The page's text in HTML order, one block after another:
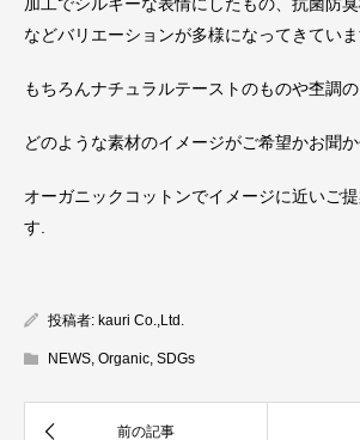
加工でシルキーな表情にしたもの、抗菌防
などバリエーションが多様になってきていま
もちろんナチュラルテーストのものや杢調の
どのような素材のイメージがご希望かお聞か
オーガニックコットンでイメージに近いご
す.
投稿者: kauri Co.,Ltd.
NEWS, Organic, SDGs